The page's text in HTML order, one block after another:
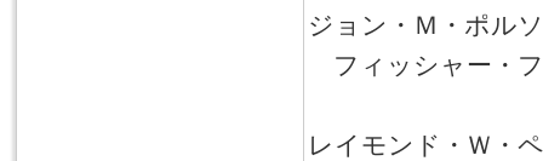
ジョン・Ｍ・ポル
フィッシャー・
レイモンド・Ｗ・